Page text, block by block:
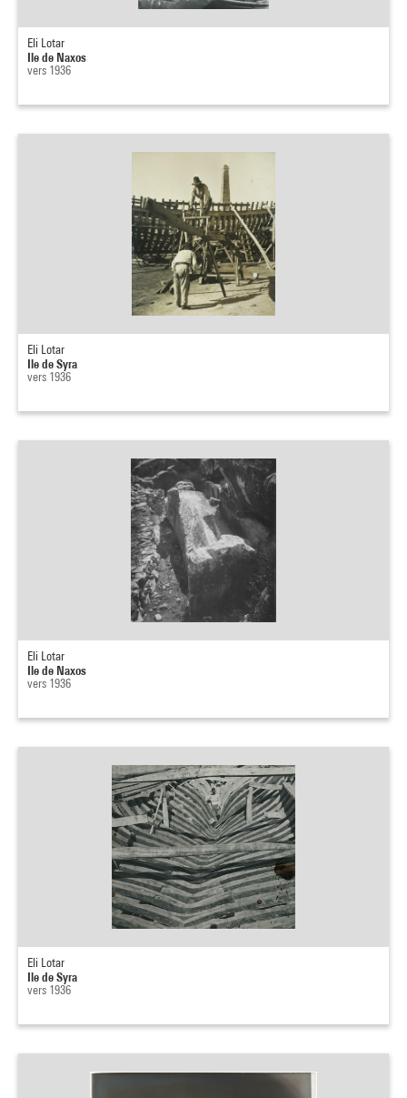
Eli Lotar
Ile de Naxos
vers 1936
Eli Lotar
Ile de Syra
vers 1936
Eli Lotar
Ile de Naxos
vers 1936
Eli Lotar
Ile de Syra
vers 1936